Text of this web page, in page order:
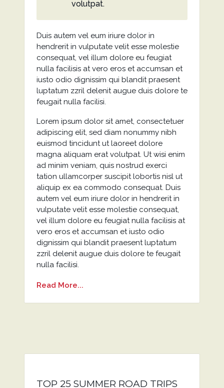
volutpat.
Duis autem vel eum iriure dolor in
hendrerit in vulputate velit esse molestie
consequat, vel illum dolore eu feugiat
nulla facilisis at vero eros et accumsan et
iusto odio dignissim qui blandit praesent
luptatum zzril delenit augue duis dolore te
feugait nulla facilisi.
Lorem ipsum dolor sit amet, consectetuer
adipiscing elit, sed diam nonummy nibh
euismod tincidunt ut laoreet dolore
magna aliquam erat volutpat. Ut wisi enim
ad minim veniam, quis nostrud exerci
tation ullamcorper suscipit lobortis nisl ut
aliquip ex ea commodo consequat. Duis
autem vel eum iriure dolor in hendrerit in
vulputate velit esse molestie consequat,
vel illum dolore eu feugiat nulla facilisis at
vero eros et accumsan et iusto odio
dignissim qui blandit praesent luptatum
zzril delenit augue duis dolore te feugait
nulla facilisi.
Read More...
TOP 25 SUMMER ROAD TRIPS